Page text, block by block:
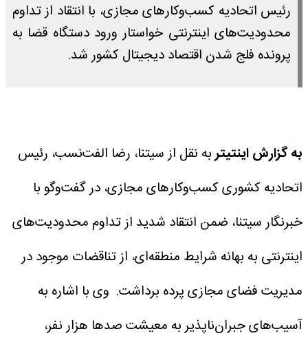
رئیس اتحادیه کسب‌وکارهای مجازی، با انتقاد از تداوم
محدودیت‌های اینترنتی خواستار ورود دستگاه قضا به
پرونده فلج شدن اقتصاد دیجیتال کشور شد.
به گزارش اینتیتربه نقل از سیتنا، رضا الفت‌نسب، رئیس
اتحادیه کشوری کسب‌وکارهای مجازی، در گفت‌وگو با
خبرنگار سیتنا، ضمن انتقاد شدید از تداوم محدودیت‌های
اینترنتی به بهانه شرایط منطقه‌ای، از تناقضات موجود در
مدیریت فضای مجازی پرده برداشت. وی با اشاره به
آسیب‌های جبران‌ناپذیر به معیشت صدها هزار نفر،